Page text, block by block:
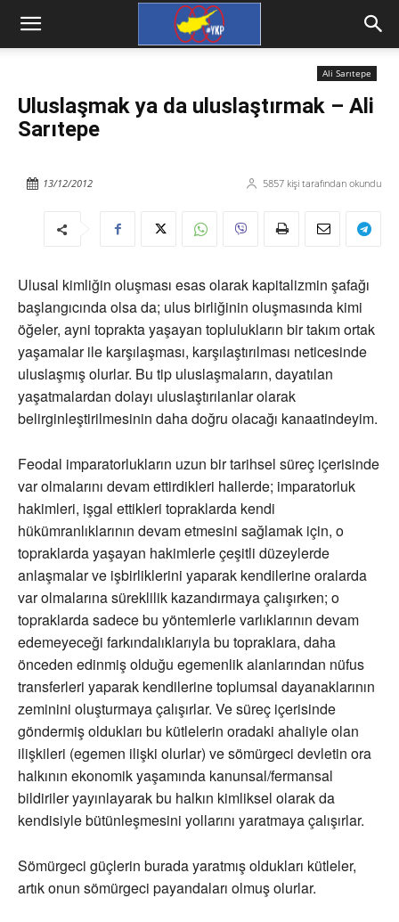
Ali Sarıtepe
Uluslaşmak ya da uluslaştırmak – Ali
Sarıtepe
5857 kişi tarafından okundu
13/12/2012
Ulusal kimliğin oluşması esas olarak kapitalizmin şafağı
başlangıcında olsa da; ulus birliğinin oluşmasında kimi
öğeler, ayni toprakta yaşayan toplulukların bir takım ortak
yaşamalar ile karşılaşması, karşılaştırılması neticesinde
uluslaşmış olurlar. Bu tip uluslaşmaların, dayatılan
yaşatmalardan dolayı uluslaştırılanlar olarak
belirginleştirilmesinin daha doğru olacağı kanaatindeyim.
Feodal imparatorlukların uzun bir tarihsel süreç içerisinde
var olmalarını devam ettirdikleri hallerde; imparatorluk
hakimleri, işgal ettikleri topraklarda kendi
hükümranlıklarının devam etmesini sağlamak için, o
topraklarda yaşayan hakimlerle çeşitli düzeylerde
anlaşmalar ve işbirliklerini yaparak kendilerine oralarda
var olmalarına süreklilik kazandırmaya çalışırken; o
topraklarda sadece bu yöntemlerle varlıklarının devam
edemeyeceği farkındalıklarıyla bu topraklara, daha
önceden edinmiş olduğu egemenlik alanlarından nüfus
transferleri yaparak kendilerine toplumsal dayanaklarının
zeminini oluşturmaya çalışırlar. Ve süreç içerisinde
göndermiş oldukları bu kütlelerin oradaki ahaliyle olan
ilişkileri (egemen ilişki olurlar) ve sömürgeci devletin ora
halkının ekonomik yaşamında kanunsal/fermansal
bildiriler yayınlayarak bu halkın kimliksel olarak da
kendisiyle bütünleşmesini yollarını yaratmaya çalışırlar.
Sömürgeci güçlerin burada yaratmış oldukları kütleler,
artık onun sömürgeci payandaları olmuş olurlar.